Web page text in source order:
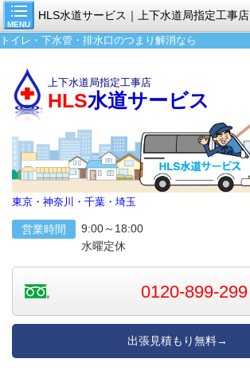
MENU
HLS水道サービス｜上下水道局指定工事店
トイレ・下水管・排水口のつまり解消なら
上下水道局指定工事店
HLS水道サービス
東京・神奈川・千葉・埼玉
営業時間
9:00～18:00
水曜定休
0120-899-299
出張見積もり無料→